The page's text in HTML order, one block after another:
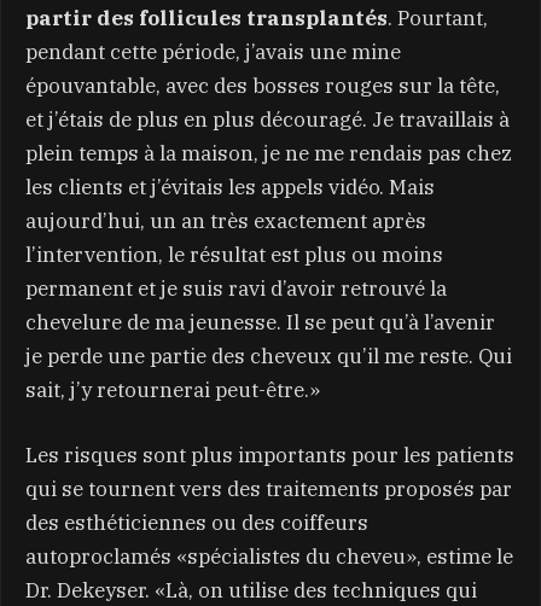
partir des follicules transplantés. Pourtant,
pendant cette période, j’avais une mine
épouvantable, avec des bosses rouges sur la tête,
et j’étais de plus en plus découragé. Je travaillais à
plein temps à la maison, je ne me rendais pas chez
les clients et j’évitais les appels vidéo. Mais
aujourd’hui, un an très exactement après
l’intervention, le résultat est plus ou moins
permanent et je suis ravi d’avoir retrouvé la
chevelure de ma jeunesse. Il se peut qu’à l’avenir
je perde une partie des cheveux qu’il me reste. Qui
sait, j’y retournerai peut-être.»
Les risques sont plus importants pour les patients
qui se tournent vers des traitements proposés par
des esthéticiennes ou des coiffeurs
autoproclamés «spécialistes du cheveu», estime le
Dr. Dekeyser. «Là, on utilise des techniques qui